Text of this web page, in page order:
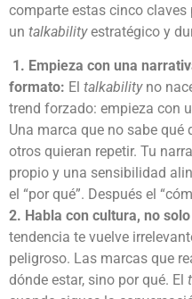
comparte estas cinco claves
un talkabilityestratégico y
1. Empieza con una
formato: El talkability no
trend forzado: empieza con
Una marca que no sabe qué
otros quieran repetir. Tu
propio y una sensibilidad
el “por qué”. Después el
2. Habla con cultura, no
tendencia te vuelve
peligroso. Las marcas que
dónde estar, sino por qué. El